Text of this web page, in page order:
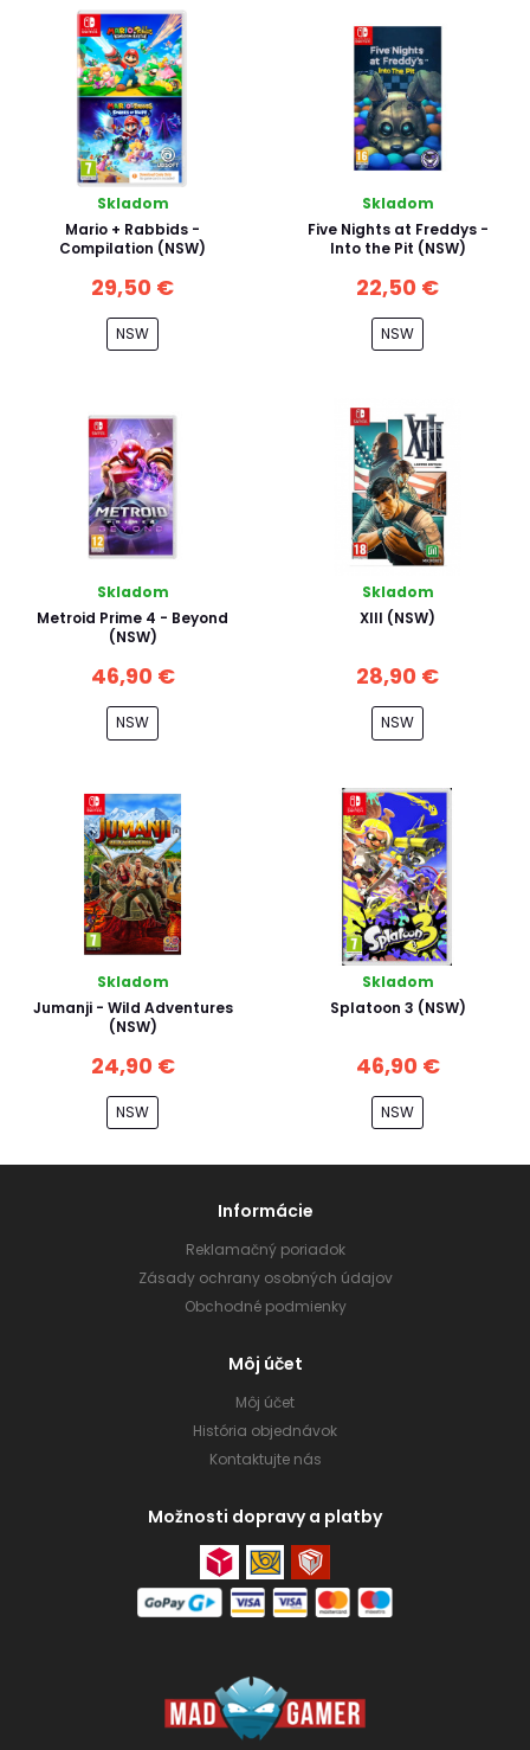
Skladom
Mario + Rabbids -
Compilation (NSW)
29,50 €
NSW
Skladom
Five Nights at Freddys -
Into the Pit (NSW)
22,50 €
NSW
Skladom
Metroid Prime 4 - Beyond
(NSW)
46,90 €
NSW
Skladom
XIII (NSW)
28,90 €
NSW
Skladom
Jumanji - Wild Adventures
(NSW)
24,90 €
NSW
Skladom
Splatoon 3 (NSW)
46,90 €
NSW
Informácie
Reklamačný poriadok
Zásady ochrany osobných údajov
Obchodné podmienky
Môj účet
Môj účet
História objednávok
Kontaktujte nás
Možnosti dopravy a platby